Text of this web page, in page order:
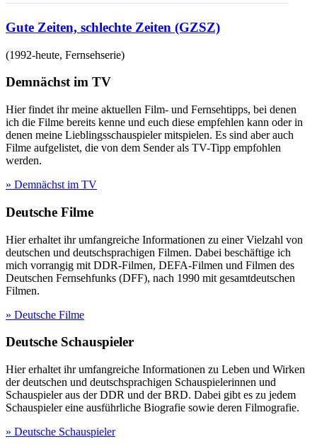
Gute Zeiten, schlechte Zeiten (GZSZ)
(1992-heute, Fernsehserie)
Demnächst im TV
Hier findet ihr meine aktuellen Film- und Fernsehtipps, bei denen
ich die Filme bereits kenne und euch diese empfehlen kann oder in
denen meine Lieblingsschauspieler mitspielen. Es sind aber auch
Filme aufgelistet, die von dem Sender als TV-Tipp empfohlen
werden.
» Demnächst im TV
Deutsche Filme
Hier erhaltet ihr umfangreiche Informationen zu einer Vielzahl von
deutschen und deutschsprachigen Filmen. Dabei beschäftige ich
mich vorrangig mit DDR-Filmen, DEFA-Filmen und Filmen des
Deutschen Fernsehfunks (DFF), nach 1990 mit gesamtdeutschen
Filmen.
» Deutsche Filme
Deutsche Schauspieler
Hier erhaltet ihr umfangreiche Informationen zu Leben und Wirken
der deutschen und deutschsprachigen Schauspielerinnen und
Schauspieler aus der DDR und der BRD. Dabei gibt es zu jedem
Schauspieler eine ausführliche Biografie sowie deren Filmografie.
» Deutsche Schauspieler